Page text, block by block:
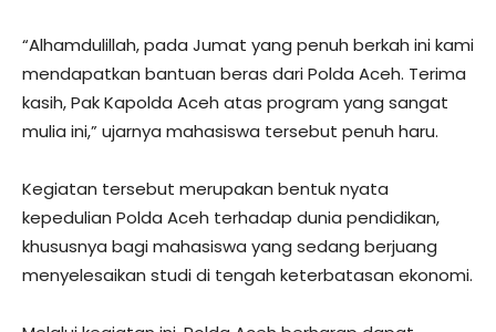
“Alhamdulillah, pada Jumat yang penuh berkah ini kami
mendapatkan bantuan beras dari Polda Aceh. Terima
kasih, Pak Kapolda Aceh atas program yang sangat
mulia ini,” ujarnya mahasiswa tersebut penuh haru.
Kegiatan tersebut merupakan bentuk nyata
kepedulian Polda Aceh terhadap dunia pendidikan,
khususnya bagi mahasiswa yang sedang berjuang
menyelesaikan studi di tengah keterbatasan ekonomi.